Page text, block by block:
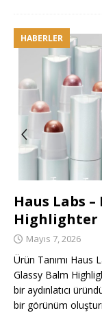
HABERLER
Haus Labs
Highlighter
Mayıs 7, 2026
Ürün Tanımı Haus
Glassy Balm
bir aydınlatıcı
bir görünüm